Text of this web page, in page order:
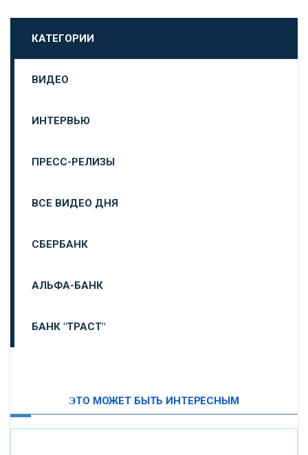
КАТЕГОРИИ
ВИДЕО
ИНТЕРВЬЮ
ПРЕСС-РЕЛИЗЫ
ВСЕ ВИДЕО ДНЯ
СБЕРБАНК
АЛЬФА-БАНК
БАНК "ТРАСТ"
ЭТО МОЖЕТ БЫТЬ ИНТЕРЕСНЫМ